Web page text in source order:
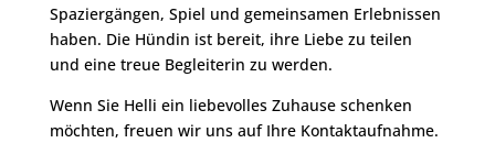
Spaziergängen, Spiel und gemeinsamen Erlebnissen
haben. Die Hündin ist bereit, ihre Liebe zu teilen
und eine treue Begleiterin zu werden.
Wenn Sie Helli ein liebevolles Zuhause schenken
möchten, freuen wir uns auf Ihre Kontaktaufnahme.